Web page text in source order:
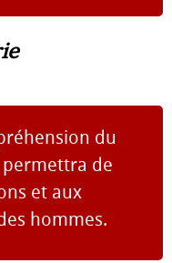
du
de
et aux
hommes.